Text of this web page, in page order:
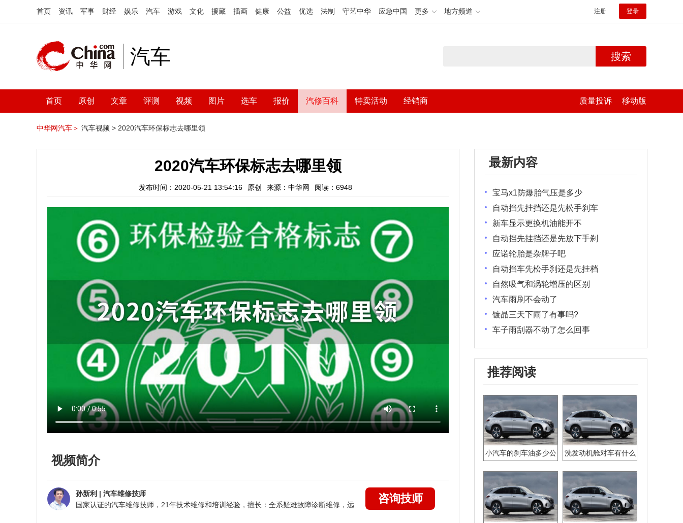
首页 资讯 军事 财经 娱乐 汽车 游戏 文化 援藏 插画 健康 公益 优选 法制 守艺中华 应急中国 更多 地方频道 注册 登录
汽车 搜索
首页 原创 文章 评测 视频 图片 选车 报价 汽修百科 特卖活动 经销商 质量投诉 移动版
中华网汽车＞ 汽车视频 > 2020汽车环保标志去哪里领
2020汽车环保标志去哪里领
发布时间：2020-05-21 13:54:16 原创 来源：中华网 阅读：6948
视频简介
孙新利 | 汽车维修技师
国家认证的汽车维修技师，21年技术维修和培训经验，擅长：全系疑难故障诊断维修，远程维修技术指导
咨询技师
最新内容
宝马x1防爆胎气压是多少
自动挡先挂挡还是先松手刹车
新车显示更换机油能开不
自动挡先挂挡还是先放下手刹
应诺轮胎是杂牌子吧
自动挡车先松手刹还是先挂档
自然吸气和涡轮增压的区别
汽车雨刷不会动了
镀晶三天下雨了有事吗?
车子雨刮器不动了怎么回事
推荐阅读
小汽车的刹车油多少公
洗发动机舱对车有什么